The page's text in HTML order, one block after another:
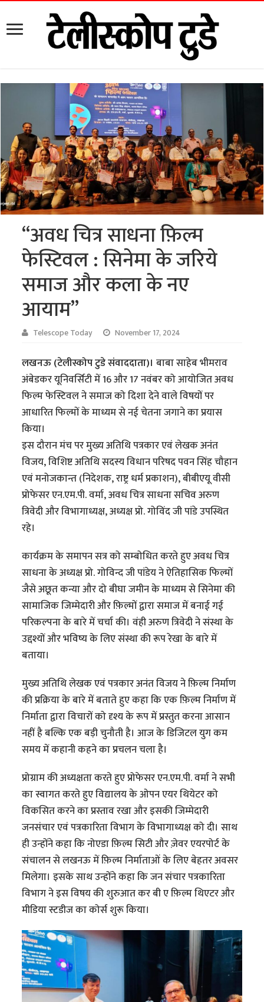
“अवध चित्र साधना फ़िल्म
फेस्टिवल : सिनेमा के जरिये
समाज और कला के नए
आयाम”
Telescope Today November 17, 2024
लखनऊ (टेलीस्कोप टुडे संवाददाता)। बाबा साहेब भीमराव
अंबेडकर यूनिवर्सिटी में 16 और 17 नवंबर को आयोजित अवध
फिल्म फेस्टिवल ने समाज को दिशा देने वाले विषयों पर
आधारित फिल्मों के माध्यम से नई चेतना जगाने का प्रयास
किया।
इस दौरान मंच पर मुख्य अतिथि पत्रकार एवं लेखक अनंत
विजय, विशिष्ट अतिथि सदस्य विधान परिषद पवन सिंह चौहान
एवं मनोजकान्त (निदेशक, राष्ट्र धर्म प्रकाशन), बीबीएयू वीसी
प्रोफेसर एन.एम.पी. वर्मा, अवध चित्र साधना सचिव अरुण
त्रिवेदी और विभागाध्यक्ष, अध्यक्ष प्रो. गोविंद जी पांडे उपस्थित
रहे।
कार्यक्रम के समापन सत्र को सम्‍बोधित करते हुए अवध चित्र
साधना के अध्यक्ष प्रो. गोविन्द जी पांडेय ने ऐतिहासिक फिल्मों
जैसे अछूत कन्या और दो बीघा जमीन के माध्यम से सिनेमा की
सामाजिक जिम्मेदारी और फ़िल्मों द्वारा समाज में बनाई गई
परिकल्पना के बारे में चर्चा की। वंही अरुण त्रिवेदी ने संस्था के
उद्दश्यों और भविष्य के लिए संस्था की रूप रेखा के बारे में
बताया।
मुख्य अतिथि लेखक एवं पत्रकार अनंत विजय ने फ़िल्म निर्माण
की प्रक्रिया के बारे में बताते हुए कहा कि एक फ़िल्म निर्माण में
निर्माता द्वारा विचारों को दृश्य के रूप में प्रस्तुत करना आसान
नहीं है बल्कि एक बड़ी चुनौती है। आज के डिजिटल युग कम
समय में कहानी कहने का प्रचलन चला है।
प्रोग्राम की अध्यक्षता करते हुए प्रोफेसर एन.एम.पी. वर्मा ने सभी
का स्वागत करते हुए विद्यालय के ओपन एयर थियेटर को
विकसित करने का प्रस्ताव रखा और इसकी जिम्मेदारी
जनसंचार एवं पत्रकारिता विभाग के विभागाध्यक्ष को दी। साथ
ही उन्होंने कहा कि नोएडा फ़िल्म सिटी और ज़ेवर एयरपोर्ट के
संचालन से लखनऊ में फ़िल्म निर्माताओं के लिए बेहतर अवसर
मिलेगा। इसके साथ उन्होंने कहा कि जन संचार पत्रकारिता
विभाग ने इस विषय की शुरुआत कर बी ए फ़िल्म थिएटर और
मीडिया स्टडीज का कोर्स शुरू किया।